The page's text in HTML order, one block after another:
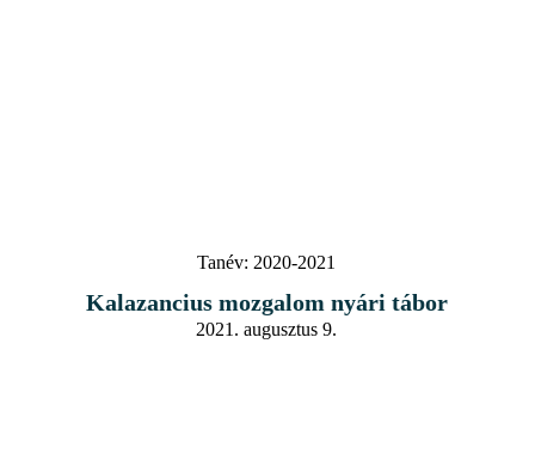
Tanév: 2020-2021
Kalazancius mozgalom nyári tábor
2021. augusztus 9.